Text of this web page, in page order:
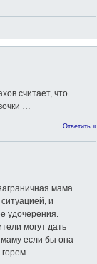
считает, что
…
Ответить »
мама
и
удочерения.
могут дать
если бы она
горем.